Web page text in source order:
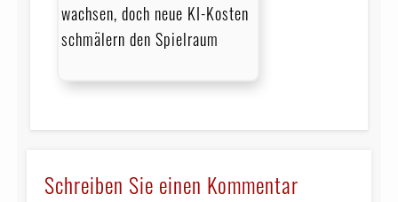
wachsen, doch neue KI-Kosten
schmälern den Spielraum
Schreiben Sie einen Kommentar